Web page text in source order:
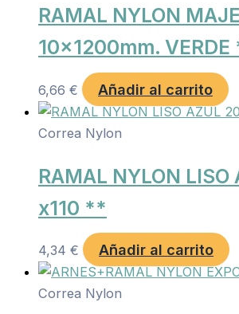
RAMAL NYLON
10x1200mm. VERDE
6,66 € Añadir al carrito
Correa Nylon
RAMAL NYLON LISO
x110 **
4,34 € Añadir al carrito
Correa Nylon